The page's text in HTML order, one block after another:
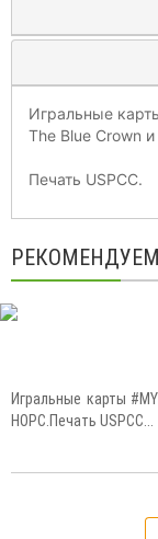
Игральные
The Blue Crown и
Печать USPCC.
Игральные карты
HOPC.Печать USPCC...